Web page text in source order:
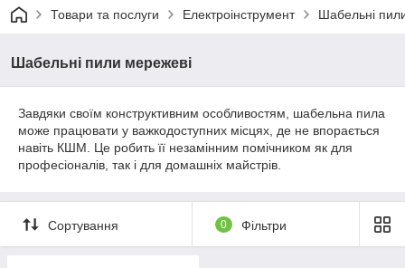
Товари та послуги Електроінструмент Шабельні
Шабельні пили мережеві
Завдяки своїм конструктивним особливостям, шабельна пила
може працювати у важкодоступних місцях, де не впорається
навіть КШМ. Це робить її незамінним помічником як для
професіоналів, так і для домашніх майстрів.
Сортування 0 Фільтри